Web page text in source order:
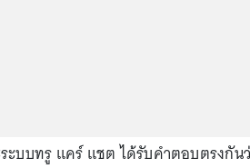
บบทรู แคร์ แชต ได้รับคำตอบตรงกัน